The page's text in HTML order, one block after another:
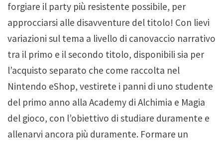
forgiare il party più resistente possibile, per
approcciarsi alle disavventure del titolo! Con lievi
variazioni sul tema a livello di canovaccio narrativo
tra il primo e il secondo titolo, disponibili sia per
l’acquisto separato che come raccolta nel
Nintendo eShop, vestirete i panni di uno studente
del primo anno alla Academy di Alchimia e Magia
del gioco, con l’obiettivo di studiare duramente e
allenarvi ancora più duramente. Formare un